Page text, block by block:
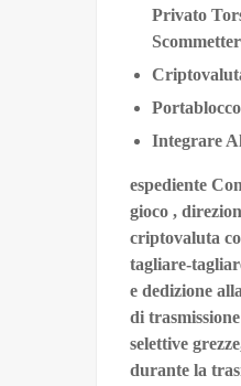
Privato
Integrare
espediente
gioco ,
criptovaluta
tagliare-
e dedizione
di
selettive
durante la